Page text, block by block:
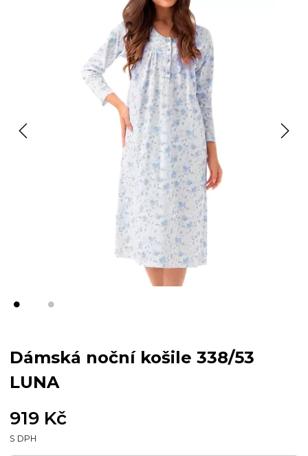
Dámská noční košile 338/53
LUNA
919 Kč
S DPH